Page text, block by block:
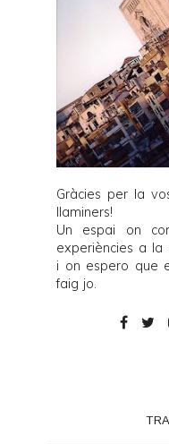
Gràcies per la
llaminers!
Un espai on
experiències a la
i on espero que
faig jo.